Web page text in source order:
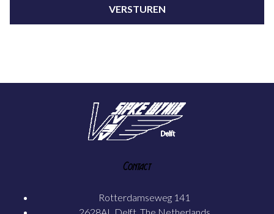
Contact
Rotterdamseweg 141